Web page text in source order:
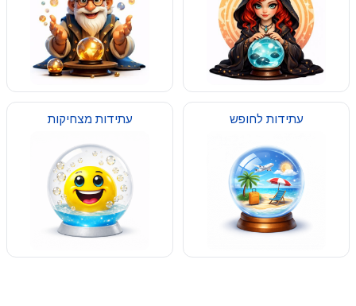
עתידות לחופש עתידות מצחיקות